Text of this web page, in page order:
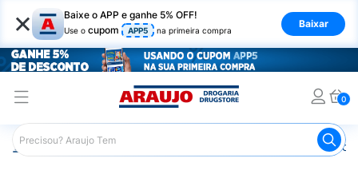
× Baixe o APP e ganhe 5% OFF!
Use o cupom APP5 na primeira compra
Baixar
0
Araujo Saúde e Bem Estar